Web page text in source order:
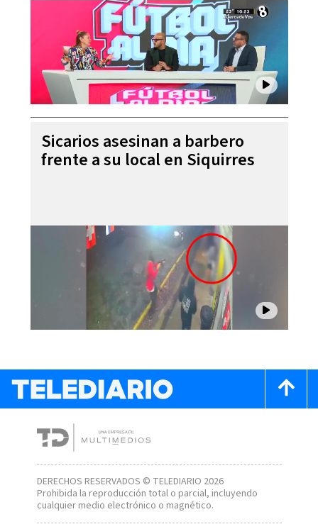
Sicarios asesinan a barbero
frente a su local en Siquirres
DERECHOS RESERVADOS © TELEDIARIO 2026
Prohibida la reproducción total o parcial, incluyendo
cualquier medio electrónico o magnético.